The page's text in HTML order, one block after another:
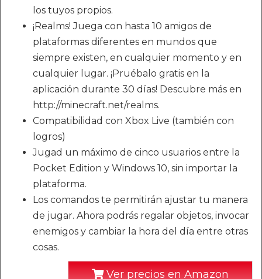
los tuyos propios.
¡Realms! Juega con hasta 10 amigos de
plataformas diferentes en mundos que
siempre existen, en cualquier momento y en
cualquier lugar. ¡Pruébalo gratis en la
aplicación durante 30 días! Descubre más en
http://minecraft.net/realms.
Compatibilidad con Xbox Live (también con
logros)
Jugad un máximo de cinco usuarios entre la
Pocket Edition y Windows 10, sin importar la
plataforma.
Los comandos te permitirán ajustar tu manera
de jugar. Ahora podrás regalar objetos, invocar
enemigos y cambiar la hora del día entre otras
cosas.
Ver precios en Amazon